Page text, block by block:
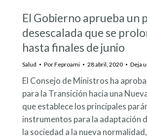
El Gobierno aprueba un
desescalada que se
hasta finales de junio
Salud PorFeproami 28 abril, 2020 Deja
El Consejo de Ministros ha
para la Transición hacia una
que establece los principales
instrumentos para la adaptación
la sociedad a la nueva